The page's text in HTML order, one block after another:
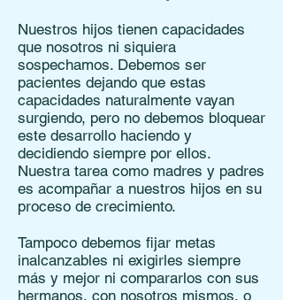
Nuestros hijos tienen capacidades
que nosotros ni siquiera
sospechamos. Debemos ser
pacientes dejando que estas
capacidades naturalmente vayan
surgiendo, pero no debemos bloquear
este desarrollo haciendo y
decidiendo siempre por ellos.
Nuestra tarea como madres y padres
es acompañar a nuestros hijos en su
proceso de crecimiento.
Tampoco debemos fijar metas
inalcanzables ni exigirles siempre
más y mejor ni compararlos con sus
hermanos, con nosotros mismos, o